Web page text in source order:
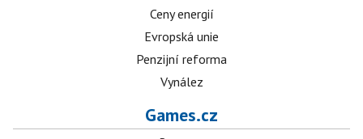
Ceny energií
Evropská unie
Penzijní reforma
Vynález
Games.cz